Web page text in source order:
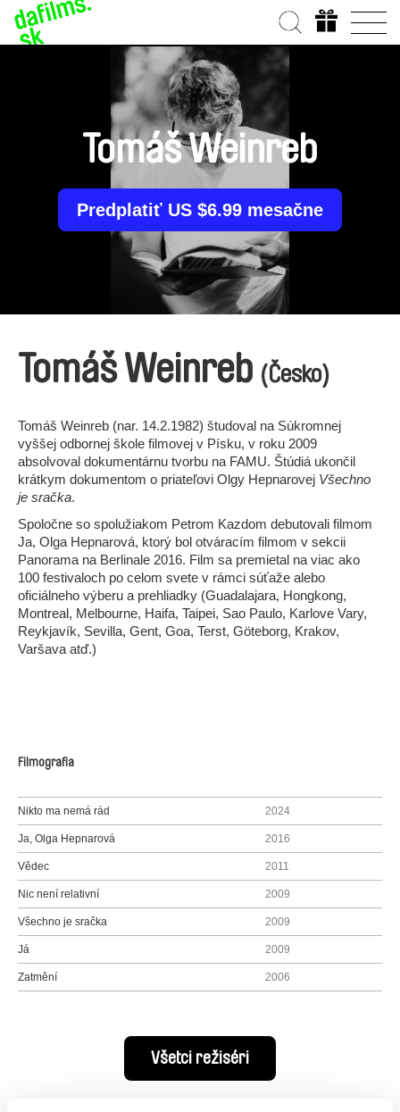
Tomáš Weinreb
Predplatiť US $6.99 mesačne
Tomáš Weinreb (Česko)
Tomáš Weinreb (nar. 14.2.1982) študoval na Súkromnej
vyššej odbornej škole filmovej v Písku, v roku 2009
absolvoval dokumentárnu tvorbu na FAMU. Štúdiá ukončil
krátkym dokumentom o priateľovi Olgy Hepnarovej Všechno
je sračka.
Spoločne so spolužiakom Petrom Kazdom debutovali filmom
Ja, Olga Hepnarová, ktorý bol otváracím filmom v sekcii
Panorama na Berlinale 2016. Film sa premietal na viac ako
100 festivaloch po celom svete v rámci súťaže alebo
oficiálneho výberu a prehliadky (Guadalajara, Hongkong,
Montreal, Melbourne, Haifa, Taipei, Sao Paulo, Karlove Vary,
Reykjavík, Sevilla, Gent, Goa, Terst, Göteborg, Krakov,
Varšava atď.)
Filmografia
Nikto ma nemá rád 2024
Ja, Olga Hepnarová 2016
Vědec 2011
Nic není relativní 2009
Všechno je sračka 2009
Já 2009
Zatmění 2006
Všetci režiséri